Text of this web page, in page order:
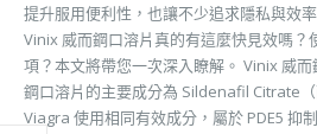
提升服用便利性，也讓不少追求隱私與效
Vinix 威而鋼口溶片真的有這麼快見效嗎？
項？本文將帶您一次深入瞭解。 Vinix 威
鋼口溶片的主要成分為 Sildenafil Citrate
Viagra 使用相同有效成分，屬於 PDE5 抑